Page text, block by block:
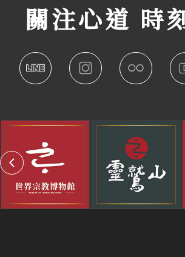
關注心道 時